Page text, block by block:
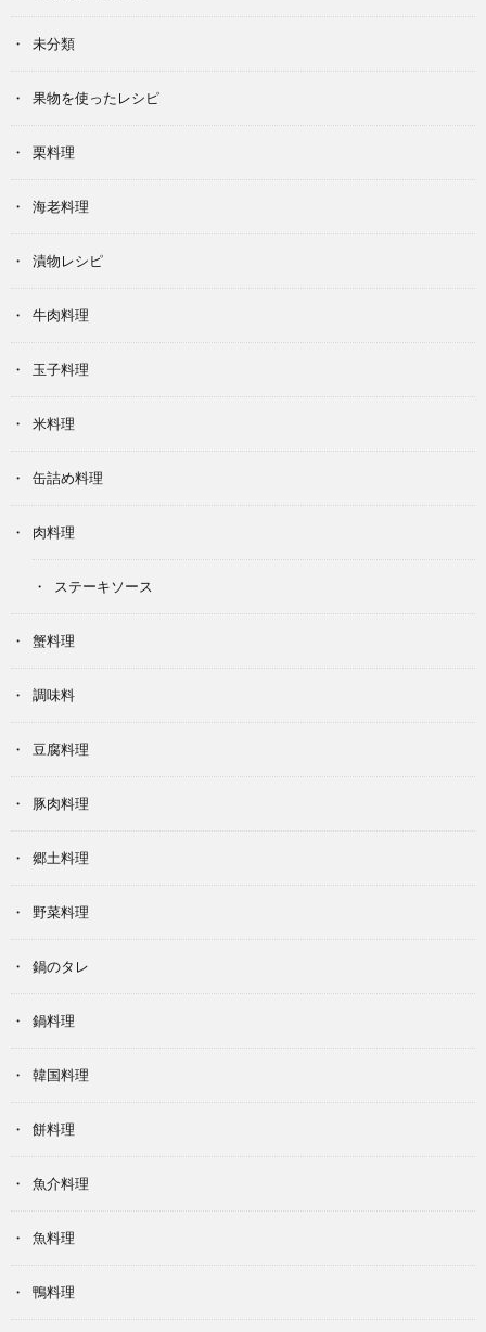
未分類
果物を使ったレシピ
栗料理
海老料理
漬物レシピ
牛肉料理
玉子料理
米料理
缶詰め料理
肉料理
ステーキソース
蟹料理
調味料
豆腐料理
豚肉料理
郷土料理
野菜料理
鍋のタレ
鍋料理
韓国料理
餅料理
魚介料理
魚料理
鴨料理